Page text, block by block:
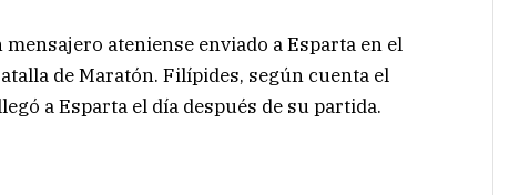
ateniense enviado a Esparta en el
de Maratón. Filípides, según cuenta el
a Esparta el día después de su partida.